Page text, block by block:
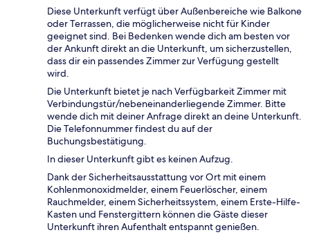
Diese Unterkunft verfügt über Außenbereiche wie Balkone
oder Terrassen, die möglicherweise nicht für Kinder
geeignet sind. Bei Bedenken wende dich am besten vor
der Ankunft direkt an die Unterkunft, um sicherzustellen,
dass dir ein passendes Zimmer zur Verfügung gestellt
wird.
Die Unterkunft bietet je nach Verfügbarkeit Zimmer mit
Verbindungstür/nebeneinanderliegende Zimmer. Bitte
wende dich mit deiner Anfrage direkt an deine Unterkunft.
Die Telefonnummer findest du auf der
Buchungsbestätigung.
In dieser Unterkunft gibt es keinen Aufzug.
Dank der Sicherheitsausstattung vor Ort mit einem
Kohlenmonoxidmelder, einem Feuerlöscher, einem
Rauchmelder, einem Sicherheitssystem, einem Erste-Hilfe-
Kasten und Fenstergittern können die Gäste dieser
Unterkunft ihren Aufenthalt entspannt genießen.